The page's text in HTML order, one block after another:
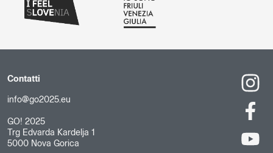
Contatti
info@go2025.eu
GO! 2025
Trg Edvarda Kardelja 1
5000 Nova Gorica